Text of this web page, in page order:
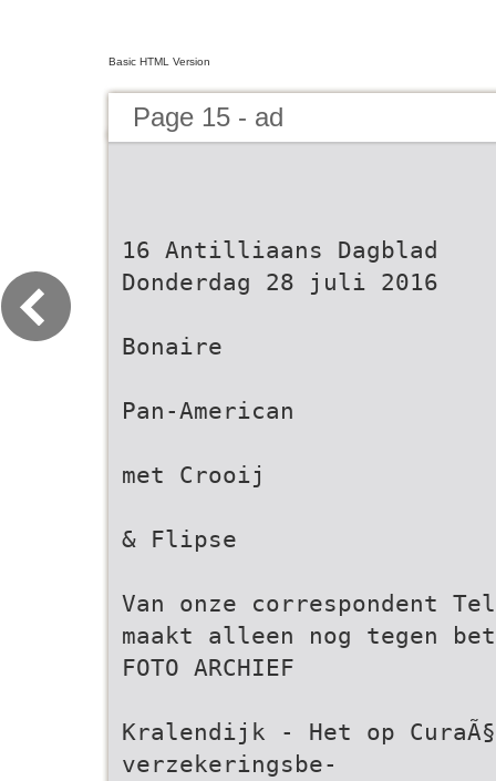
Basic HTML Version
Page 15 - ad
16 Antilliaans Dagblad
Donderdag 28 juli 2016
Bonaire
Pan-American
met Crooij
& Flipse
Van onze correspondent
maakt alleen nog tegen
FOTO ARCHIEF
Kralendijk - Het op
verzekeringsbe-